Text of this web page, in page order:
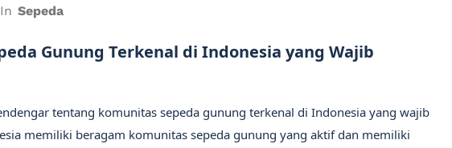
In Sepeda
Gunung Terkenal di Indonesia yang Wajib
tentang komunitas sepeda gunung terkenal di Indonesia yang wajib
memiliki beragam komunitas sepeda gunung yang aktif dan memiliki